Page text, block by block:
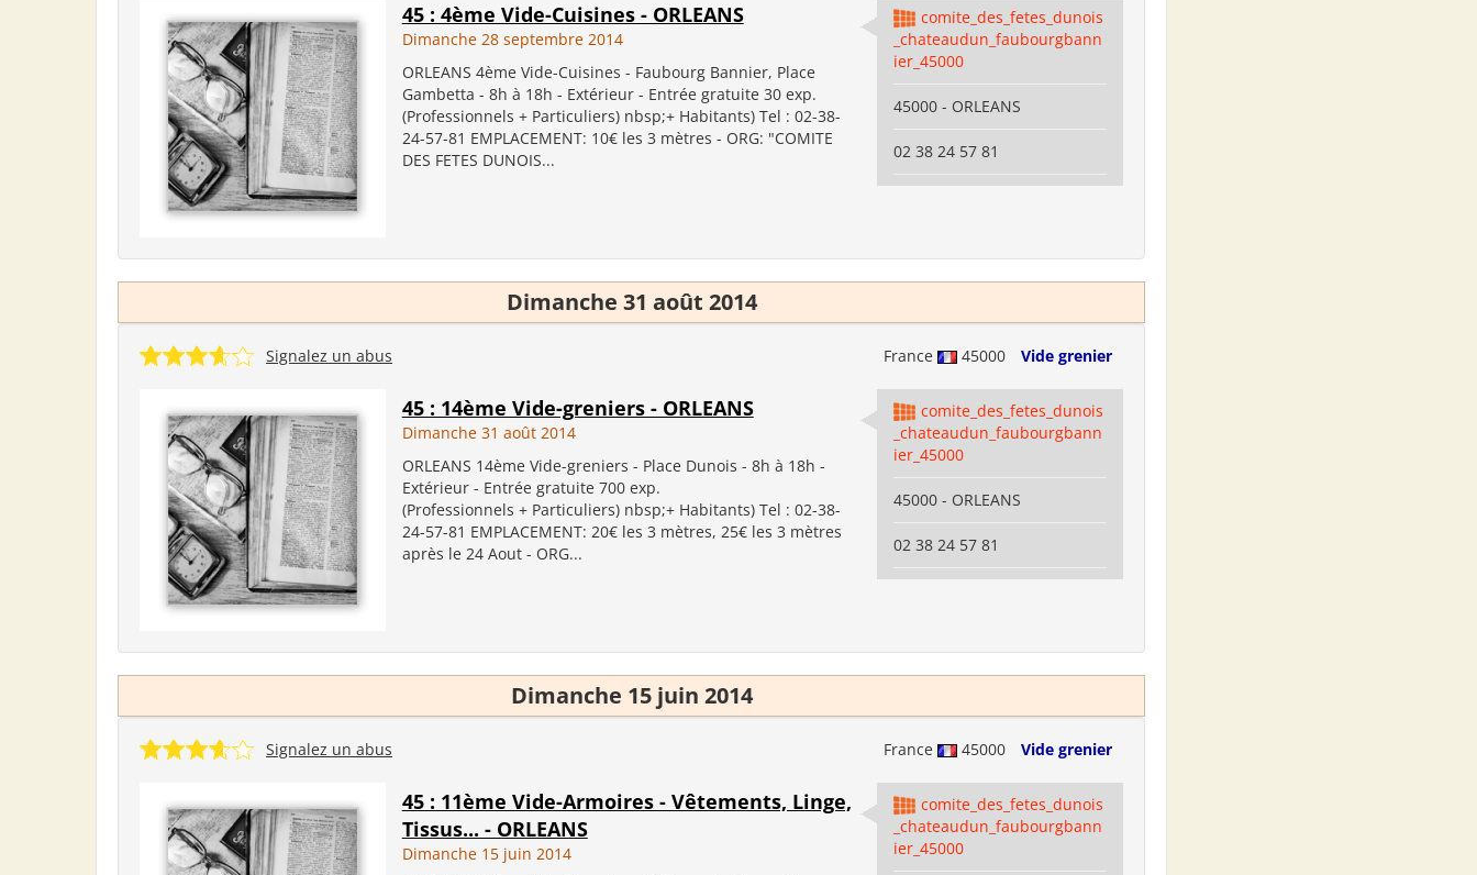
45 : 4ème Vide-Cuisines - ORLEANS
Dimanche 28 septembre 2014
ORLEANS 4ème Vide-Cuisines - Faubourg Bannier, Place
Gambetta - 8h à 18h - Extérieur - Entrée gratuite 30 exp.
(Professionnels + Particuliers) nbsp;+ Habitants) Tel : 02-38-
24-57-81 EMPLACEMENT: 10€ les 3 mètres - ORG: "COMITE
DES FETES DUNOIS...
comite_des_fetes_dunois
_chateaudun_faubourgbann
ier_45000
45000 - ORLEANS
02 38 24 57 81
Dimanche 31 août 2014
France 45000 Vide grenier
Signalez un abus
45 : 14ème Vide-greniers - ORLEANS
Dimanche 31 août 2014
ORLEANS 14ème Vide-greniers - Place Dunois - 8h à 18h -
Extérieur - Entrée gratuite 700 exp.
(Professionnels + Particuliers) nbsp;+ Habitants) Tel : 02-38-
24-57-81 EMPLACEMENT: 20€ les 3 mètres, 25€ les 3 mètres
après le 24 Aout - ORG...
comite_des_fetes_dunois
_chateaudun_faubourgbann
ier_45000
45000 - ORLEANS
02 38 24 57 81
Dimanche 15 juin 2014
France 45000 Vide grenier
Signalez un abus
45 : 11ème Vide-Armoires - Vêtements, Linge,
Tissus... - ORLEANS
Dimanche 15 juin 2014
comite_des_fetes_dunois
_chateaudun_faubourgbann
ier_45000